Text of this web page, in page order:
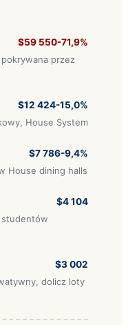
$59 550-71,9%
przez
$12 424-15,0%
House System
$7 786-9,4%
House dining halls
$4 104
studentów
$3 002
dolicz loty